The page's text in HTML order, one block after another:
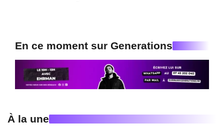
En ce moment sur Generations
À la une